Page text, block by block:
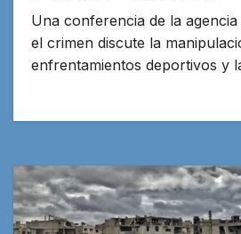
Una conferencia de la
el crimen discute la
enfrentamientos deportivos y